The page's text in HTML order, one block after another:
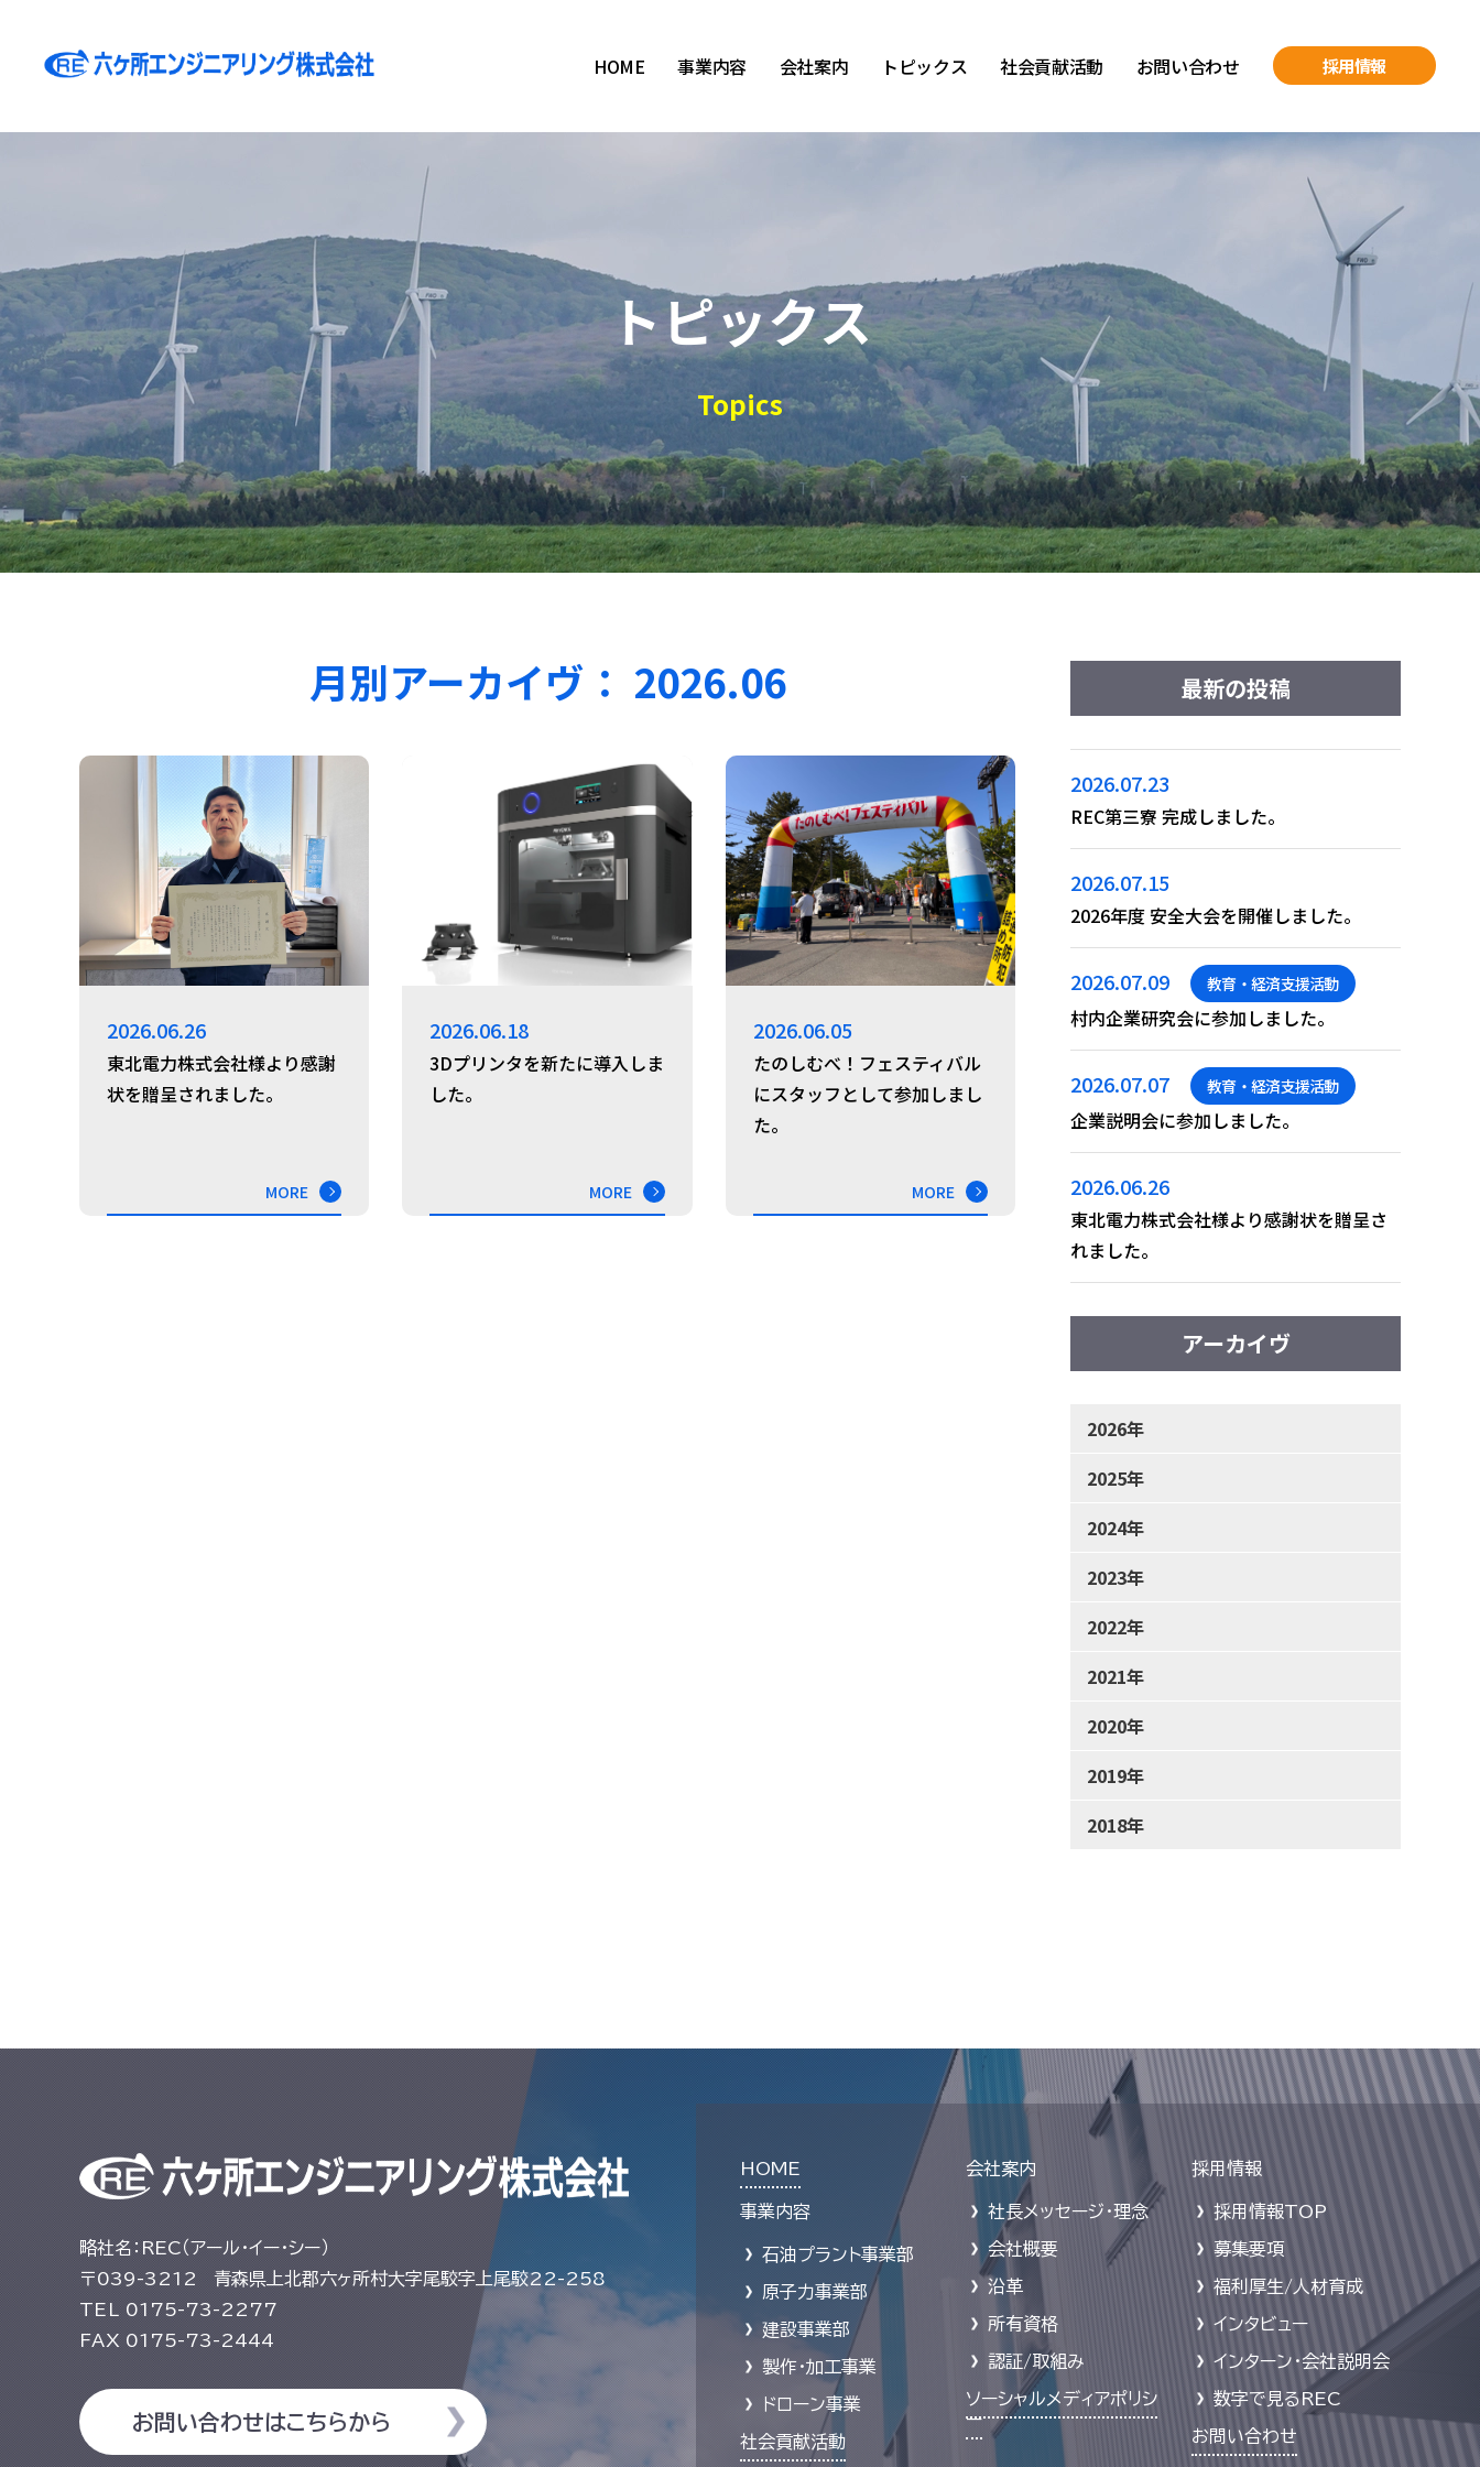
HOME 事業内容 会社案内 トピックス 社会貢献活動 お問い合わせ 採用情報
トピックス
Topics
月別アーカイヴ： 2026.06
2026.06.26
東北電力株式会社様より感謝
状を贈呈されました。
MORE
2026.06.18
3Dプリンタを新たに導入しま
した。
MORE
2026.06.05
たのしむべ！フェスティバル
にスタッフとして参加しまし
た。
MORE
最新の投稿
2026.07.23
REC第三寮 完成しました。
2026.07.15
2026年度 安全大会を開催しました。
2026.07.09 教育・経済支援活動
村内企業研究会に参加しました。
2026.07.07 教育・経済支援活動
企業説明会に参加しました。
2026.06.26
東北電力株式会社様より感謝状を贈呈さ
れました。
アーカイヴ
2026年
2025年
2024年
2023年
2022年
2021年
2020年
2019年
2018年
略社名：REC（アール・イー・シー）
〒039-3212
青森県上北郡六ヶ所村大字尾駮字上尾駮22-258
TEL
0175-73-2277
FAX 0175-73-2444
お問い合わせはこちらから
HOME
事業内容
石油プラント事業部
原子力事業部
建設事業部
製作・加工事業
ドローン事業
社会貢献活動
会社案内
社長メッセージ・理念
会社概要
沿革
所有資格
認証/取組み
ソーシャルメディアポリシ
ー
採用情報
採用情報TOP
募集要項
福利厚生/人材育成
インタビュー
インターン・会社説明会
数字で見るREC
お問い合わせ